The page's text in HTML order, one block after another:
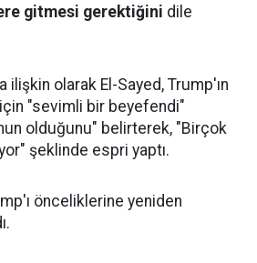
gitmesi gerektiğini dile
ilişkin olarak El-Sayed, Trump'ın
"sevimli bir beyefendi"
olduğunu" belirterek, "Birçok
şeklinde espri yaptı.
önceliklerine yeniden